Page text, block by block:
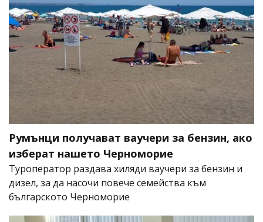
Румънци получават ваучери за бензин, ако
изберат нашето Черноморие
Туроператор раздава хиляди ваучери за бензин и
дизел, за да насочи повече семейства към
българското Черноморие